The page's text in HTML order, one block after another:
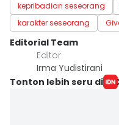
kepribadian seseorang
karakter seseorang
Editorial Team
Editor
Irma Yudistirani
Tonton lebih seru di